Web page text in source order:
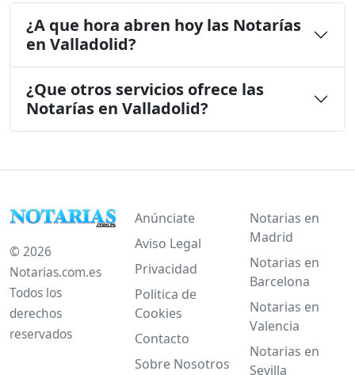
¿A que hora abren hoy las Notarías
en Valladolid?
¿Que otros servicios ofrece las
Notarías en Valladolid?
© 2026
Notarias.com.es
Todos los
derechos
reservados
Anúnciate
Aviso Legal
Privacidad
Politica de
Cookies
Contacto
Sobre Nosotros
Notarias en
Madrid
Notarias en
Barcelona
Notarias en
Valencia
Notarias en
Sevilla